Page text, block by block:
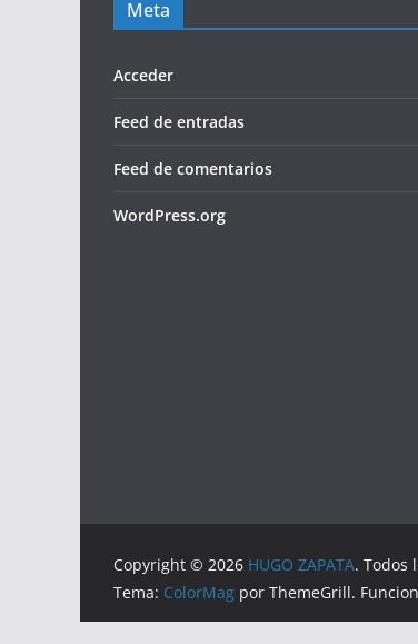
Meta
Acceder
Feed de entradas
Feed de comentarios
WordPress.org
Copyright © 2026 HUGO ZAPATA. Todos
Tema: ColorMag por ThemeGrill.